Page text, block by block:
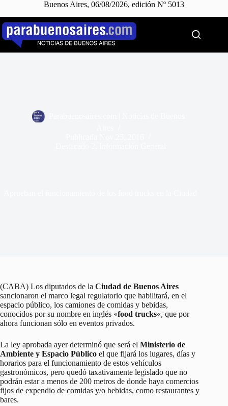
Buenos Aires, 06/08/2026, edición Nº 5013
Saltar
contenido
(CABA) Los diputados de la Ciudad de Buenos Aires
sancionaron el marco legal regulatorio que habilitará, en el
espacio público, los camiones de comidas y bebidas,
conocidos por su nombre en inglés «food trucks«, que por
ahora funcionan sólo en eventos privados.
La ley aprobada ayer determinó que será el Ministerio de
Ambiente y Espacio Público el que fijará los lugares, días y
horarios para el funcionamiento de estos vehículos
gastronómicos, pero quedó taxativamente legislado que no
podrán estar a menos de 200 metros de donde haya comercios
fijos de expendio de comidas y/o bebidas, como restaurantes y
bares.